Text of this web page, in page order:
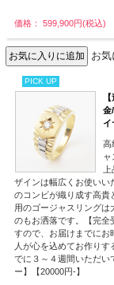
価格： 599,900円(税込)
お
PICK UP
金
イ
高
ャ
ザインは幅広くお使いい
のコンビが織り成す高貴
用のゴージャスリング
のもお洒落です。【完全
すので、お届けまでにお
人が心を込めてお作り
でに３～４週間いただい
ー】【20000円-】